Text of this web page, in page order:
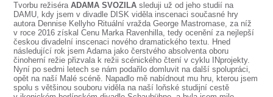
Tvorbu režiséraADAMA SVOZILA sleduji už od jeho studií na
DAMU, kdy jsem v divadle DISK viděla inscenaci současné hry
autora Dennise Kellyho Rituální vražda George Mastromase, za níž
v roce 2016 získal Cenu Marka Ravenhilla, tedy ocenění za nejlepší
českou divadelní inscenaci nového dramatického textu. Hned
následující rok jsem Adama jako čerstvého absolventa oboru
činoherní režie přizvala k režii scénického čtení v cyklu INprojekty.
Nyní po sedmi letech se nám podařilo domluvit na další spolupráci,
opět na naší Malé scéně. Napadlo mě nabídnout mu hru, kterou jsem
spolu s většinou souboru viděla na naší loňské studijní cestě